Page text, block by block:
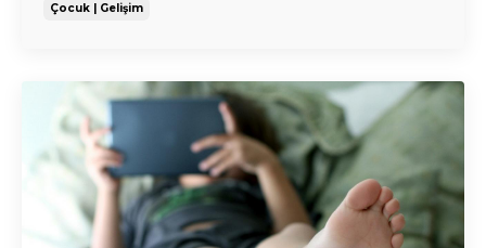
Çocuk | Gelişim